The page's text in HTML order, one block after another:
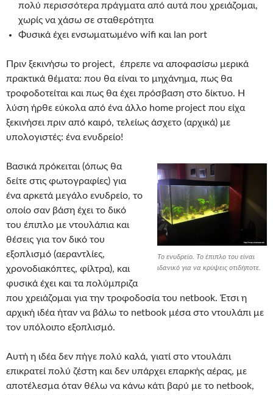
πολύ περισσότερα πράγματα από αυτά που χρειάζομαι,
χωρίς να χάσω σε σταθερότητα
Φυσικά έχει ενσωματωμένο wifi και lan port
Πριν ξεκινήσω το project, έπρεπε να αποφασίσω μερικά
πρακτικά θέματα: που θα είναι το μηχάνημα, πως θα
τροφοδοτείται και πως θα έχει πρόσβαση στο δίκτυο. Η
λύση ήρθε εύκολα από ένα άλλο home project που είχα
ξεκινήσει πριν από καιρό, τελείως άσχετο (αρχικά) με
υπολογιστές: ένα ενυδρείο!
Το ενυδρείο. Το έπιπλο του είναι
ιδανικό για να κρύψεις οτιδήποτε.
Βασικά πρόκειται (όπως θα
δείτε στις φωτογραφίες) για
ένα αρκετά μεγάλο ενυδρείο, το
οποίο σαν βάση έχει το δικό
του έπιπλο με ντουλάπια και
θέσεις για τον δικό του
εξοπλισμό (αεραντλίες,
χρονοδιακόπτες, φίλτρα), και
φυσικά έχει και τα πολύμπριζα
που χρειάζομαι για την τροφοδοσία του netbook. Έτσι η
αρχική ιδέα ήταν να βάλω το netbook μέσα στο ντουλάπι με
τον υπόλοιπο εξοπλισμό.
Αυτή η ιδέα δεν πήγε πολύ καλά, γιατί στο ντουλάπι
επικρατεί πολύ ζέστη και δεν υπάρχει επαρκής αέρας, με
αποτέλεσμα όταν θέλω να κάνω κάτι βαρύ με το netbook,